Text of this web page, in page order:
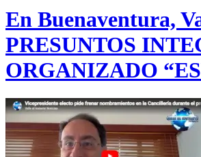
En Buenaventura,
PRESUNTOS
ORGANIZADO